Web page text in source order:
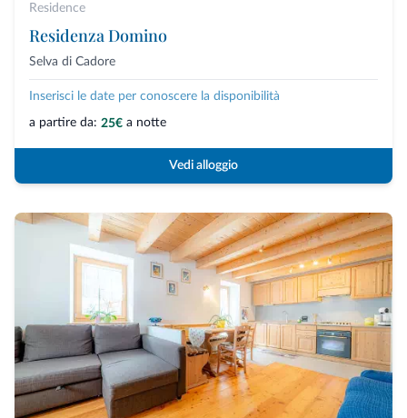
Residence
Residenza Domino
Selva di Cadore
Inserisci le date per conoscere la disponibilità
a partire da: 25€ a notte
Vedi alloggio